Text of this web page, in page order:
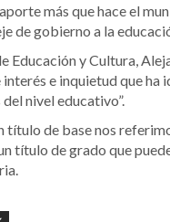
más que hace el
de gobierno a la
Educación y Cultura,
e inquietud que
nivel educativo”.
título de base nos
título de grado que